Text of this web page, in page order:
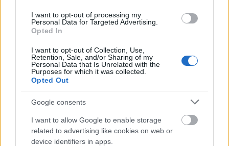
I want to opt-out of processing my
Personal Data for Targeted Advertising.
Opted In
I want to opt-out of Collection, Use,
Retention, Sale, and/or Sharing of my
Personal Data that Is Unrelated with the
Purposes for which it was collected.
Opted Out
Google consents
I want to allow Google to enable storage
related to advertising like cookies on web or
device identifiers in apps.
helyen jártunk
és megnéztük, hogyan éreztétek magatokat a
Központban, a TELEPen és a ...